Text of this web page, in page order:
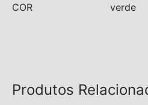
COR verde
Produtos